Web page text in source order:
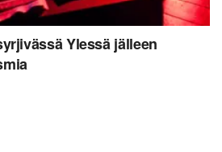
Ylessä jälleen